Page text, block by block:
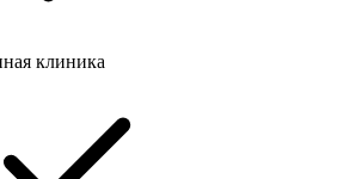
клиника